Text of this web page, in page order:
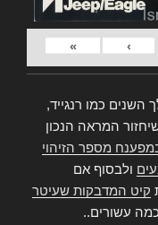
›
»
השנים כמו רנגייד,
המראה הנכון
מספר הזיהוי
ולבסוף אם
קיט המדבקות שעיטר
עשורים..